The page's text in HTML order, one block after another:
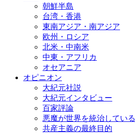
朝鮮半島
台湾・香港
東南アジア・南アジア
欧州・ロシア
北米・中南米
中東・アフリカ
オセアニア
オピニオン
大紀元社説
大紀元インタビュー
百家評論
悪魔が世界を統治している
共産主義の最終目的